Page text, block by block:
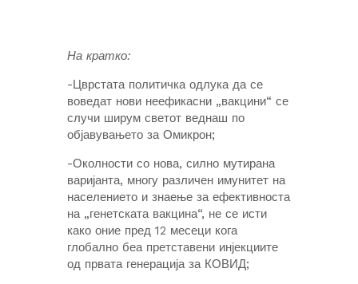
На кратко:
-Цврстата политичка одлука да се
воведат нови неефикасни „вакцини“ се
случи ширум светот веднаш по
објавувањето за Омикрон;
-Околности со нова, силно мутирана
варијанта, многу различен имунитет на
населението и знаење за ефективноста
на „генетската вакцина“, не се исти
како оние пред 12 месеци кога
глобално беа претставени инјекциите
од првата генерација за КОВИД;